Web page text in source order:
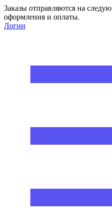
Заказы отправляются на
оформления и оплаты.
Логин